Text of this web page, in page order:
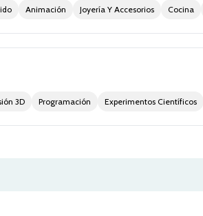
Animación Joyería Y Accesorios Cocina
3D Programación Experimentos Científicos